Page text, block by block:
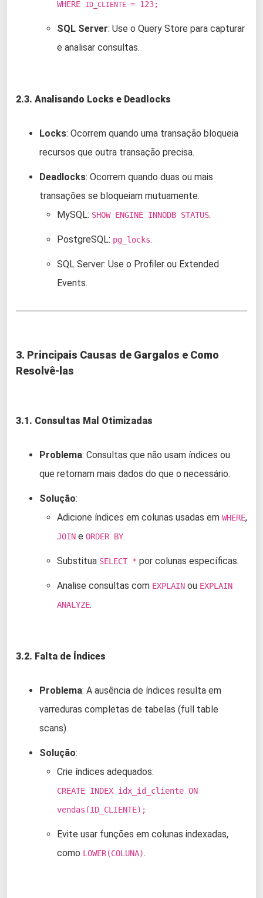
WHERE ID_CLIENTE = 123;
SQL Server: Use o Query Store para capturar
e analisar consultas.
2.3. Analisando Locks e Deadlocks
Locks: Ocorrem quando uma transação bloqueia
recursos que outra transação precisa.
Deadlocks: Ocorrem quando duas ou mais
transações se bloqueiam mutuamente.
MySQL: SHOW ENGINE INNODB STATUS.
PostgreSQL: pg_locks.
SQL Server: Use o Profiler ou Extended
Events.
3. Principais Causas de Gargalos e Como
Resolvê-las
3.1. Consultas Mal Otimizadas
Problema: Consultas que não usam índices ou
que retornam mais dados do que o necessário.
Solução:
Adicione índices em colunas usadas em WHERE,
JOIN e ORDER BY.
Substitua SELECT * por colunas específicas.
Analise consultas com EXPLAIN ou EXPLAIN
ANALYZE.
3.2. Falta de Índices
Problema: A ausência de índices resulta em
varreduras completas de tabelas (full table
scans).
Solução:
Crie índices adequados:
CREATE INDEX idx_id_cliente ON
vendas(ID_CLIENTE);
Evite usar funções em colunas indexadas,
como LOWER(COLUNA).